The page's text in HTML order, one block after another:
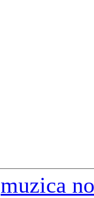
muzica